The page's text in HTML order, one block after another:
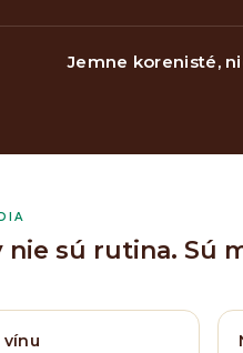
Jemne korenisté,
nie sú rutina. Sú
vínu